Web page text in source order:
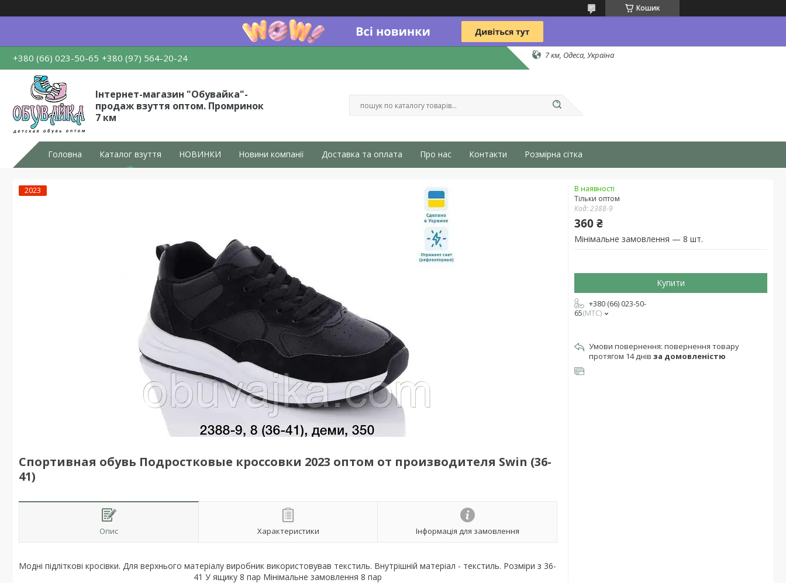
Кошик
+380 (66) 023-50-65 +380 (97) 564-20-24 7 км, Одеса, Україна
Інтернет-магазин "Обувайка"-
продаж взуття оптом. Промринок
7 км
Головна Каталог взуття НОВИНКИ Новини компанії Доставка та оплата Про нас Контакти Розмірна сітка
2023
Спортивная обувь Подростковые кроссовки 2023 оптом от производителя Swin (36-
41)
Опис Характеристики Інформація для замовлення
Модні підліткові кросівки. Для верхнього матеріалу виробник використовував текстиль. Внутрішній матеріал - текстиль. Розміри з 36-
41 У ящику 8 пар Мінімальне замовлення 8 пар
В наявності
Тільки оптом
Код:2388-9
360 ₴
Мінімальне замовлення — 8 шт.
Купити
+380 (66) 023-50-
65 МТС
повернення товару
протягом 14 днів за домовленістю